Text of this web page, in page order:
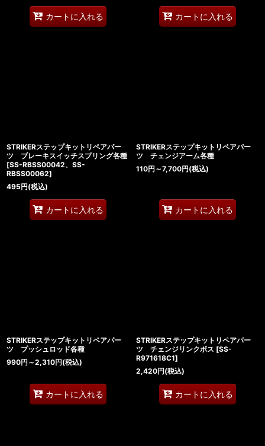
カートに入れる カートに入れる
STRIKERステップキットリペアパー
ツ ブレーキスイッチスプリング各種
[SS-RBSS00042、SS-
RBSS00062]
495円(税込)
カートに入れる
STRIKERステップキットリペアパー
ツ チェンジアーム各種
110円 ～7,700円(税込)
カートに入れる
STRIKERステップキットリペアパー
ツ プッシュロッド各種
990円 ～2,310円(税込)
カートに入れる
STRIKERステップキットリペアパー
ツ チェンジリンクボス [SS-
R971618C1]
2,420円(税込)
カートに入れる